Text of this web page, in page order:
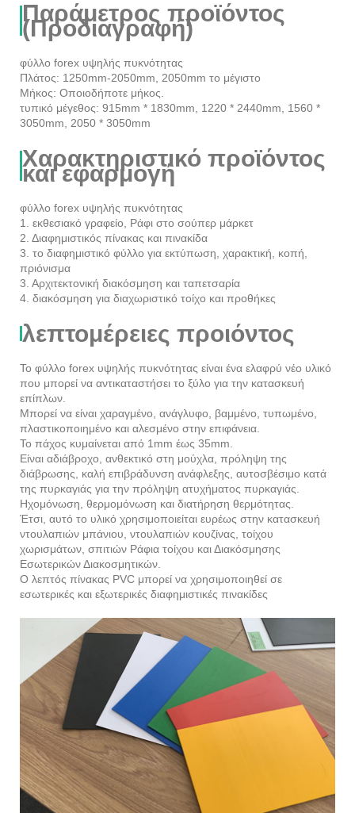
Παράμετρος προϊόντος
(Προδιαγραφή)
φύλλο forex υψηλής πυκνότητας
Πλάτος: 1250mm-2050mm, 2050mm το μέγιστο
Μήκος: Οποιοδήποτε μήκος.
τυπικό μέγεθος: 915mm * 1830mm, 1220 * 2440mm, 1560 *
3050mm, 2050 * 3050mm
Χαρακτηριστικό προϊόντος
και εφαρμογή
φύλλο forex υψηλής πυκνότητας
1. εκθεσιακό γραφείο, Ράφι στο σούπερ μάρκετ
2. Διαφημιστικός πίνακας και πινακίδα
3. το διαφημιστικό φύλλο για εκτύπωση, χαρακτική, κοπή,
πριόνισμα
3. Αρχιτεκτονική διακόσμηση και ταπετσαρία
4. διακόσμηση για διαχωριστικό τοίχο και προθήκες
λεπτομέρειες προιόντος
Το φύλλο forex υψηλής πυκνότητας είναι ένα ελαφρύ νέο υλικό
που μπορεί να αντικαταστήσει το ξύλο για την κατασκευή
επίπλων.
Μπορεί να είναι χαραγμένο, ανάγλυφο, βαμμένο, τυπωμένο,
πλαστικοποιημένο και αλεσμένο στην επιφάνεια.
Το πάχος κυμαίνεται από 1mm έως 35mm.
Είναι αδιάβροχο, ανθεκτικό στη μούχλα, πρόληψη της
διάβρωσης, καλή επιβράδυνση ανάφλεξης, αυτοσβέσιμο κατά
της πυρκαγιάς για την πρόληψη ατυχήματος πυρκαγιάς.
Ηχομόνωση, θερμομόνωση και διατήρηση θερμότητας.
Έτσι, αυτό το υλικό χρησιμοποιείται ευρέως στην κατασκευή
ντουλαπιών μπάνιου, ντουλαπιών κουζίνας, τοίχου
χωρισμάτων, σπιτιών Ράφια τοίχου και Διακόσμησης
Εσωτερικών Διακοσμητικών.
Ο λεπτός πίνακας PVC μπορεί να χρησιμοποιηθεί σε
εσωτερικές και εξωτερικές διαφημιστικές πινακίδες